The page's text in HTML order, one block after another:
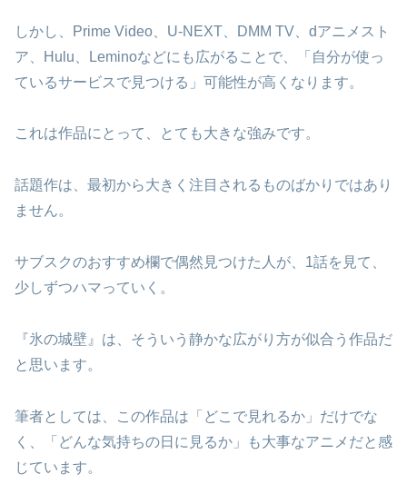
しかし、Prime Video、U-NEXT、DMM TV、dアニメスト
ア、Hulu、Leminoなどにも広がることで、「自分が使っ
ているサービスで見つける」可能性が高くなります。
これは作品にとって、とても大きな強みです。
話題作は、最初から大きく注目されるものばかりではあり
ません。
サブスクのおすすめ欄で偶然見つけた人が、1話を見て、
少しずつハマっていく。
『氷の城壁』は、そういう静かな広がり方が似合う作品だ
と思います。
筆者としては、この作品は「どこで見れるか」だけでな
く、「どんな気持ちの日に見るか」も大事なアニメだと感
じています。